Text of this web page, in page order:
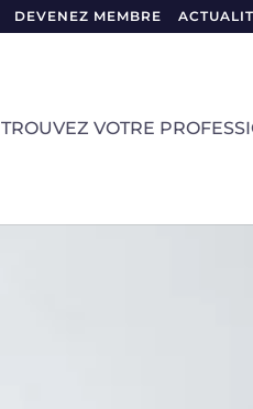
DEVENEZ MEMBRE
TROUVEZ VOTRE